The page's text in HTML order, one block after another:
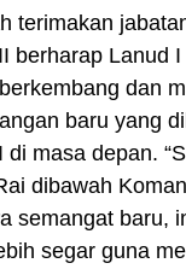
terimakan
berharap Lanud
dan
baru yang
di masa depan.
dibawah
semangat baru,
segar guna